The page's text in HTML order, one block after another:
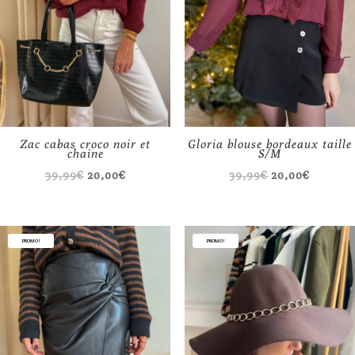
Zac cabas croco noir et
chaine
39,99€ Le
était :
39,99€.
20,00€Le
est :
20,00€.
Gloria blouse bordeaux taille
S/M
39,99€ Le
était :
39,99€.
20,00€
est :
20,00€.
PROMO ! PROMO !